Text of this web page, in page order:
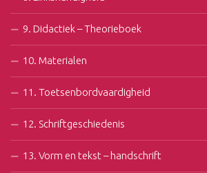
9. Didactiek – Theorieboek
10. Materialen
11. Toetsenbordvaardigheid
12. Schriftgeschiedenis
13. Vorm en tekst – handschrift